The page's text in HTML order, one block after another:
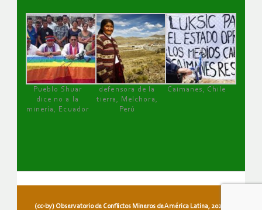
Pueblo Shuar
dice no a la
minería, Ecuador
defensora de la
tierra, Melchora,
Perú
Caimanes, Chile
(cc-by) Observatorio de Conflictos Mineros de América Latina, 2026